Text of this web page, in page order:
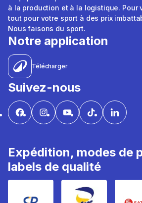
à la production et à la logistique. Pour
tout pour votre sport à des prix
Nous faisons du sport.
Notre application
Télécharger
Suivez-nous
Expédition, modes de
labels de qualité